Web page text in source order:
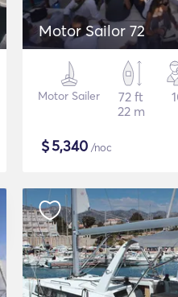
Motor Sailor 72
Motor Sailer
72 ft
22 m
$5,340 /noc